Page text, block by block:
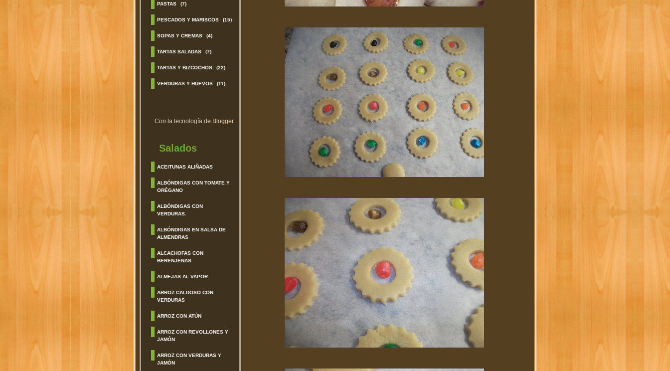
PASTAS (7)
PESCADOS Y MARISCOS (15)
SOPAS Y CREMAS (4)
TARTAS SALADAS (7)
TARTAS Y BIZCOCHOS (22)
VERDURAS Y HUEVOS (11)
Con la tecnología de Blogger.
Salados
ACEITUNAS ALIÑADAS
ALBÓNDIGAS CON TOMATE Y
ORÉGANO
ALBÓNDIGAS CON
VERDURAS.
ALBÓNDIGAS EN SALSA DE
ALMENDRAS
ALCACHOFAS CON
BERENJENAS
ALMEJAS AL VAPOR
ARROZ CALDOSO CON
VERDURAS
ARROZ CON ATÚN
ARROZ CON REVOLLONES Y
JAMÓN
ARROZ CON VERDURAS Y
JAMÓN